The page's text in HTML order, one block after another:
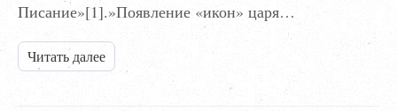
Писание»[1].»Появление «икон» царя…
Читать далее